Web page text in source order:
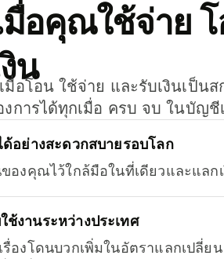
อคุณใช้จ่าย โ
น
อโอน ใช้จ่าย และรับเงินเป็น
การได้ทุกเมื่อ ครบ จบ ในบัญชี
ด้อย่างสะดวกสบายรอบโลก
ของคุณไว้ใกล้มือในที่เดียวและแลก
ช้งานระหว่างประเทศ
รื่องโดนบวกเพิ่มในอัตราแลกเปลี่ย